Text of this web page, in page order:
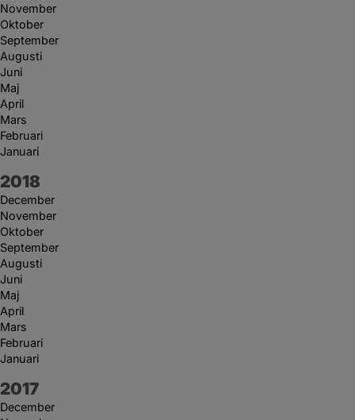
November
Oktober
September
Augusti
Juni
Maj
April
Mars
Februari
Januari
År:
2018
December
November
Oktober
September
Augusti
Juni
Maj
April
Mars
Februari
Januari
År:
2017
December